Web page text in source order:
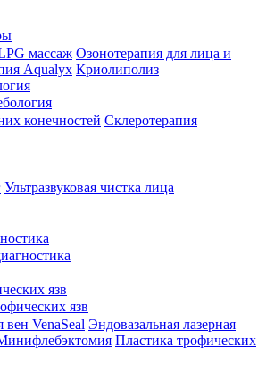
массаж Озонотерапия для лица и
Aqualyx Криолиполиз
конечностей Склеротерапия
Ультразвуковая чистка лица
язв
язв
вен VenaSeal Эндовазальная лазерная
Пластика трофических